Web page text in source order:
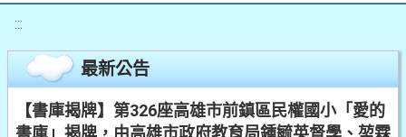
:::
最新公告
【書庫揭牌】第326座高雄市前鎮區民權國小「愛的
書庫」揭牌，由高雄市政府教育局鍾毓英督學、堃霖